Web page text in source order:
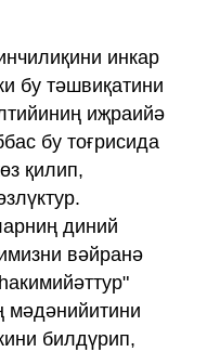
инкар
бу тәшвиқатини
иҗраийә
бу тоғрисида
қилип,
диний
вәйранә
мәдәнийитини
билдүрип,